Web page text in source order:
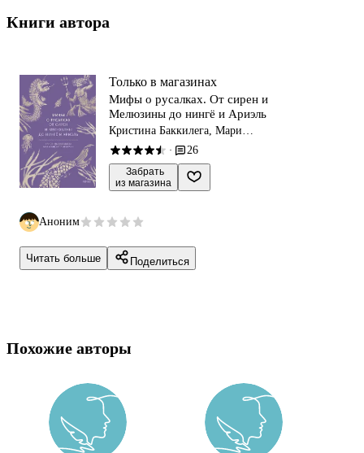
Книги автора
Только в магазинах
Мифы о русалках. От сирен и
Мелюзины до нингё и Ариэль
Кристина Баккилега, Мари
Алохалани Браун
· 26
Забрать
из магазина
Аноним
Читать больше Поделиться
Похожие авторы